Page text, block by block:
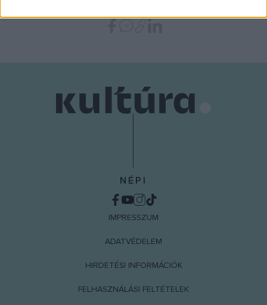
NÉPI
IMPRESSZUM
ADATVÉDELEM
HIRDETÉSI INFORMÁCIÓK
FELHASZNÁLÁSI FELTÉTELEK